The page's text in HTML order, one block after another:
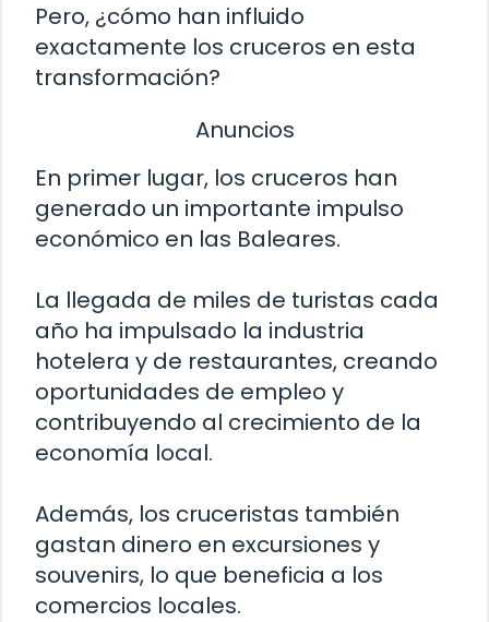
Pero, ¿cómo han influido
exactamente los cruceros en esta
transformación?
Anuncios
En primer lugar, los cruceros han
generado un importante impulso
económico en las Baleares.
La llegada de miles de turistas cada
año ha impulsado la industria
hotelera y de restaurantes, creando
oportunidades de empleo y
contribuyendo al crecimiento de la
economía local.
Además, los cruceristas también
gastan dinero en excursiones y
souvenirs, lo que beneficia a los
comercios locales.